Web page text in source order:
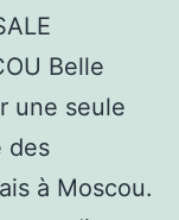
Belle
une seule
des
à Moscou.